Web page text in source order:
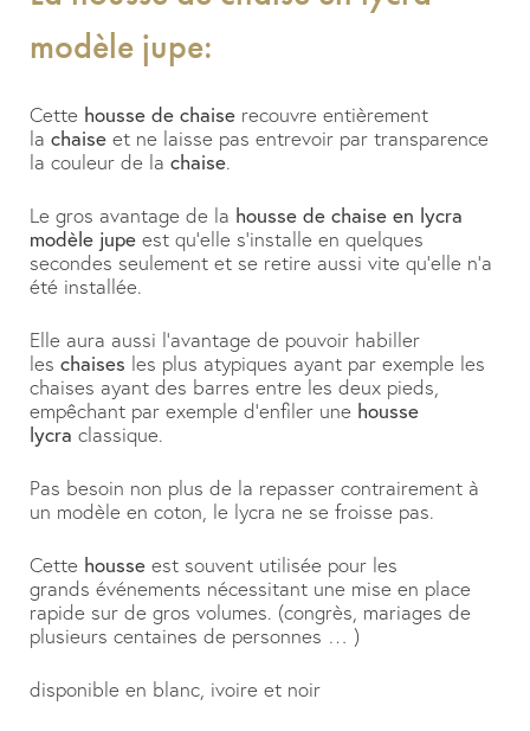
modèle jupe:
Cette housse de chaise recouvre entièrement
la chaise et ne laisse pas entrevoir par transparence
la couleur de la chaise.
Le gros avantage de la housse de chaise en lycra
modèle jupe est qu’elle s’installe en quelques
secondes seulement et se retire aussi vite qu’elle n’a
été installée.
Elle aura aussi l’avantage de pouvoir habiller
les chaises les plus atypiques ayant par exemple les
chaises ayant des barres entre les deux pieds,
empêchant par exemple d’enfiler une housse
lycra classique.
Pas besoin non plus de la repasser contrairement à
un modèle en coton, le lycra ne se froisse pas.
Cette housse est souvent utilisée pour les
grands événements nécessitant une mise en place
rapide sur de gros volumes. (congrès, mariages de
plusieurs centaines de personnes … )
disponible en blanc, ivoire et noir